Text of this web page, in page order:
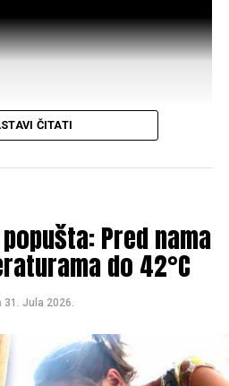
Share
ČITATI
Pred nama
do 42°C
31. Jula 2026.